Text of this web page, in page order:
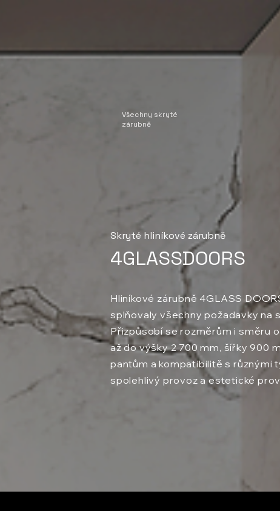
Všechny skryté
zárubně
Skryté hliníkové zárubně
4GLASSDOORS
Hliníkové zárubně 4GLASS
splňovaly všechny požadavky na
Přizpůsobí se rozměrům i směru
až do výšky 2 700 mm, šířky 900
pantům a kompatibilitě s různými
spolehlivý provoz a estetické